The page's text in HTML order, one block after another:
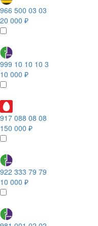
966 500 03 03
20 000 ₽
999 10 10 10 3
10 000 ₽
917 088 08 08
150 000 ₽
922 333 79 79
10 000 ₽